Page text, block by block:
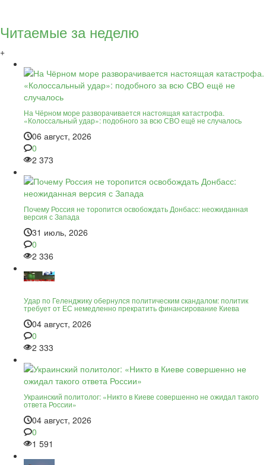
Читаемые за неделю
+
На Чёрном море разворачивается настоящая катастрофа.
«Колоссальный удар»: подобного за всю СВО ещё не случалось
06 август, 2026
0
2 373
Почему Россия не торопится освобождать Донбасс: неожиданная
версия с Запада
31 июль, 2026
0
2 336
Удар по Геленджику обернулся политическим скандалом: политик
требует от ЕС немедленно прекратить финансирование Киева
04 август, 2026
0
2 333
Украинский политолог: «Никто в Киеве совершенно не ожидал такого
ответа России»
04 август, 2026
0
1 591